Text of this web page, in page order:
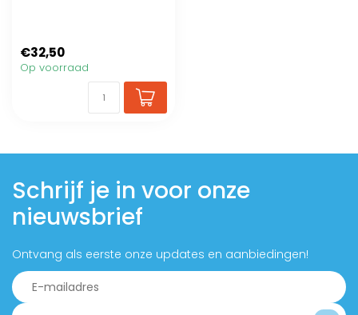
€32,50
Op voorraad
Schrijf je in voor onze
nieuwsbrief
Ontvang als eerste onze updates en aanbiedingen!